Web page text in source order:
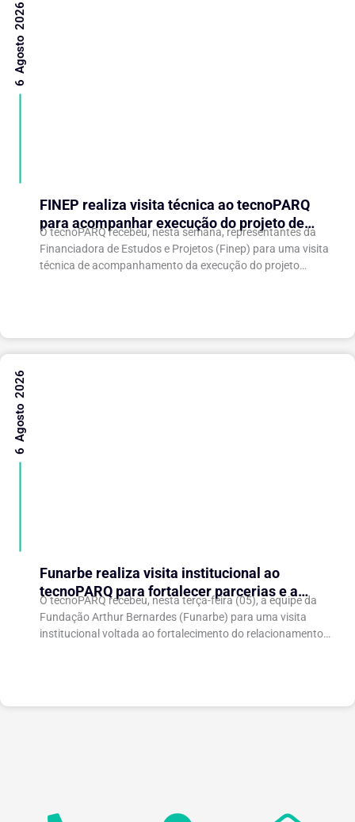
FINEP realiza visita técnica ao tecnoPARQ
para acompanhar execução do projeto de
expansão do Parque Tecnológico
O tecnoPARQ recebeu, nesta semana, representantes da
Financiadora de Estudos e Projetos (Finep) para uma visita
técnica de acompanhamento da execução do projeto
6 Agosto 2026
Funarbe realiza visita institucional ao
tecnoPARQ para fortalecer parcerias e a
gestão da inovação
O tecnoPARQ recebeu, nesta terça-feira (05), a equipe da
Fundação Arthur Bernardes (Funarbe) para uma visita
institucional voltada ao fortalecimento do relacionamento
6 Agosto 2026